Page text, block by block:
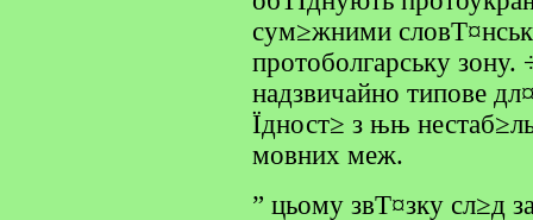
сум≥жними
протоболгарську зону.
надзвичайно типове
Їдност≥ з њњ
мовних меж.
” цьому звТ¤зку сл≥д